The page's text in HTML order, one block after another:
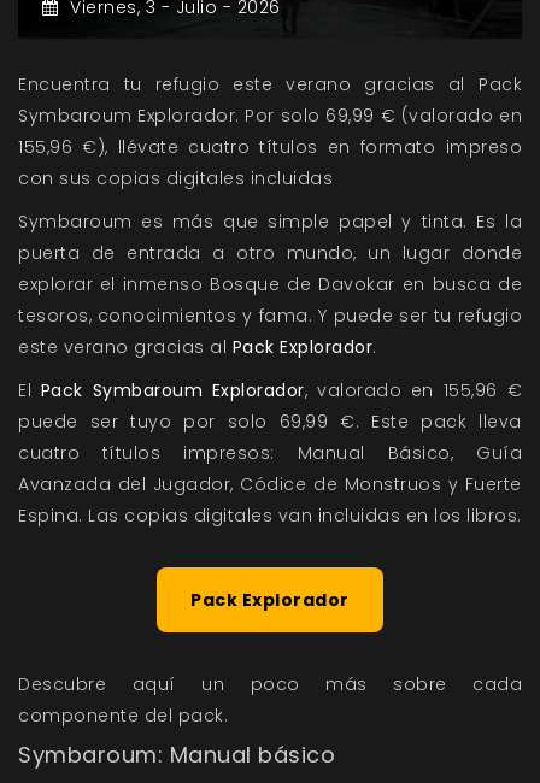
Viernes, 3 - Julio - 2026
Encuentra tu refugio este verano gracias al Pack
Symbaroum Explorador. Por solo 69,99 € (valorado en
155,96 €), llévate cuatro títulos en formato impreso
con sus copias digitales incluidas
Symbaroum es más que simple papel y tinta. Es la
puerta de entrada a otro mundo, un lugar donde
explorar el inmenso Bosque de Davokar en busca de
tesoros, conocimientos y fama. Y puede ser tu refugio
este verano gracias al Pack Explorador.
El Pack Symbaroum Explorador, valorado en 155,96 €
puede ser tuyo por solo 69,99 €. Este pack lleva
cuatro títulos impresos: Manual Básico, Guía
Avanzada del Jugador, Códice de Monstruos y Fuerte
Espina. Las copias digitales van incluidas en los libros.
Pack Explorador
Descubre aquí un poco más sobre cada
componente del pack.
Symbaroum: Manual básico